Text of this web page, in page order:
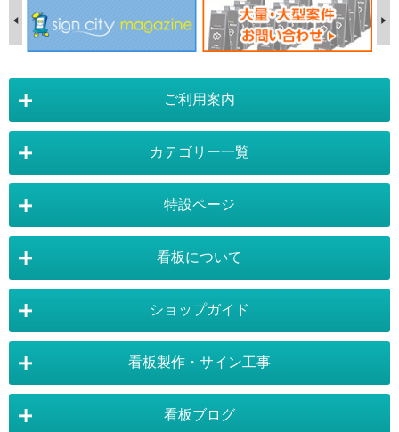
販売価格 ¥54,670
ご利用案内
店舗詳細情報
運営会社 :株式会社トレード
〒454-0011 愛知県 名古屋市中川区山王4-5-10
TEL:052-265-7603 FAX:052-350-2662
お気軽にお問い合わせ下さい。
お問合せ
カテゴリー一覧
スタンド看板：オプション バナースタンド
自立看板 フロアサイン／路面表示
壁面看板 LEDライトパネル
ポスターフレーム イーゼル
特設ページ
バナースタンド特設ページ 大型看板・突出看板特設ページ
イーゼルスタンド特設ページ ホワイトボード特設ページ
販促・店舗用品特設ページ バックパネル特設ページ
看板について
看板設置のきまり 看板の用語集
ショップガイド
お支払い方法 送料・納期・配送
看板製作・サイン工事
看板ブログ